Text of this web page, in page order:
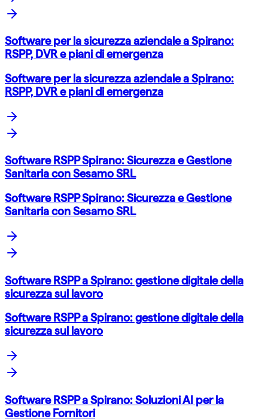
Software per la sicurezza aziendale a Spirano:
RSPP, DVR e piani di emergenza
Software per la sicurezza aziendale a Spirano:
RSPP, DVR e piani di emergenza
Software RSPP Spirano: Sicurezza e Gestione
Sanitaria con Sesamo SRL
Software RSPP Spirano: Sicurezza e Gestione
Sanitaria con Sesamo SRL
Software RSPP a Spirano: gestione digitale della
sicurezza sul lavoro
Software RSPP a Spirano: gestione digitale della
sicurezza sul lavoro
Software RSPP a Spirano: Soluzioni AI per la
Gestione Fornitori